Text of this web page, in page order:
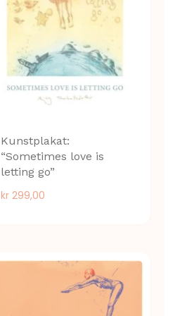
Kunstplakat:
“Sometimes love is
letting go”
kr 299,00